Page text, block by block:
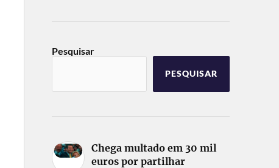
Pesquisar
PESQUISAR
Chega multado em 30 mil
euros por partilhar